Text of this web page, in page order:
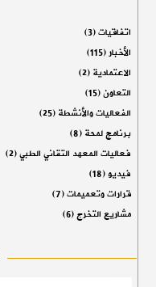
اتفاقيات(3)
الأخبار(115)
الاعتمادية(2)
التعاون(15)
الفعاليات والأنشطة(25)
برنامج لمحة(8)
فعاليات المعهد التقاني الطبي(2)
فيديو(18)
قرارات وتعميمات(7)
مشاريع التخرج(6)